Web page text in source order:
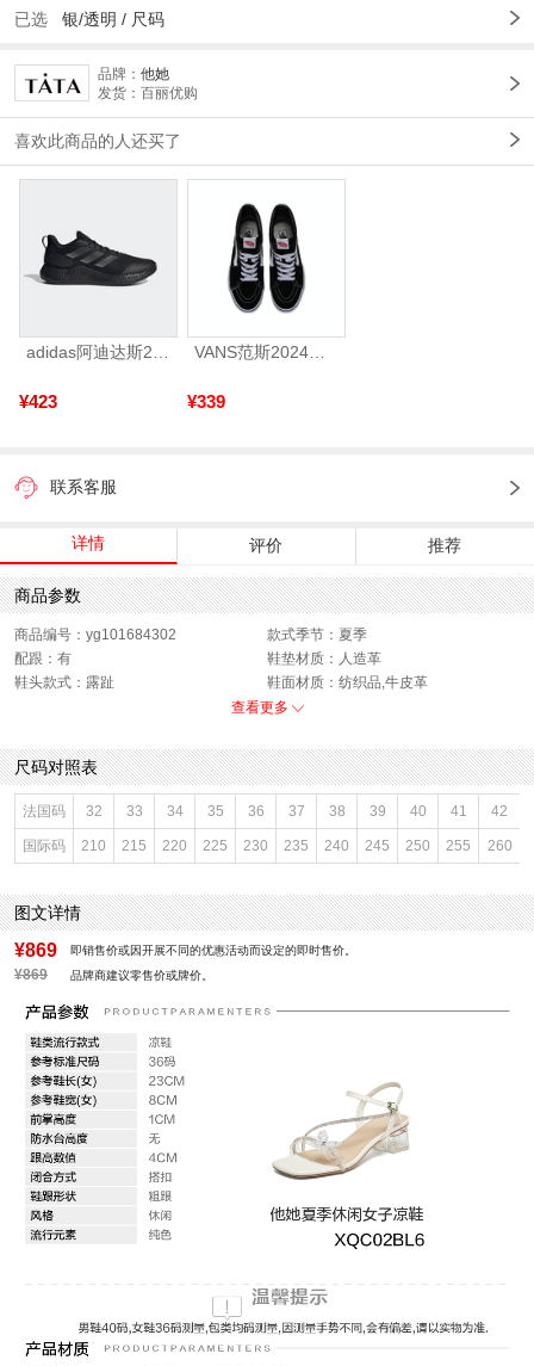
已选 银/透明 / 尺码
品牌： 他她
发货：百丽优购
喜欢此商品的人还买了
adidas阿迪达斯2025中性edge gamedaySPW FTW-跑步GW2499
¥423
VANS范斯2024中性SK8-HiCL帆布鞋/硫化鞋VN000D5IB8C
¥339
联系客服
详情 评价 推荐
商品参数
商品编号：yg101684302
款式季节：夏季
配跟：有
鞋垫材质：人造革
鞋头款式：露趾
鞋面材质：纺织品,牛皮革
参考鞋长(女)：23CM
鞋跟形状：粗跟
性别：女子
皮质特征：软面皮
上市时间：2026年夏季
鞋底材质：橡胶底
参考鞋宽(女)：8CM
里料材质：猪皮革
防水台高度：无
色系：银色
鞋类流行款式：凉鞋
闭合方式：搭扣
前掌高度：1CM
查看更多
尺码对照表
法国码 32 33 34 35 36 37 38 39 40 41 42
国际码 210 215 220 225 230 235 240 245 250 255 260
图文详情
¥869 即销售价或因开展不同的优惠活动而设定的即时售价。
¥869 品牌商建议零售价或牌价。